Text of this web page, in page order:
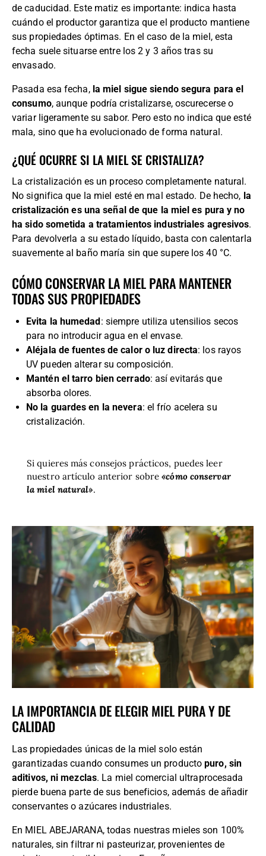
de caducidad. Este matiz es importante: indica hasta
cuándo el productor garantiza que el producto mantiene
sus propiedades óptimas. En el caso de la miel, esta
fecha suele situarse entre los 2 y 3 años tras su
envasado.
Pasada esa fecha, la miel sigue siendo segura para el
consumo, aunque podría cristalizarse, oscurecerse o
variar ligeramente su sabor. Pero esto no indica que esté
mala, sino que ha evolucionado de forma natural.
¿QUÉ OCURRE SI LA MIEL SE CRISTALIZA?
La cristalización es un proceso completamente natural.
No significa que la miel esté en mal estado. De hecho, la
cristalización es una señal de que la miel es pura y no
ha sido sometida a tratamientos industriales agresivos.
Para devolverla a su estado líquido, basta con calentarla
suavemente al baño maría sin que supere los 40 °C.
CÓMO CONSERVAR LA MIEL PARA MANTENER
TODAS SUS PROPIEDADES
Evita la humedad: siempre utiliza utensilios secos
para no introducir agua en el envase.
Aléjala de fuentes de calor o luz directa: los rayos
UV pueden alterar su composición.
Mantén el tarro bien cerrado: así evitarás que
absorba olores.
No la guardes en la nevera: el frío acelera su
cristalización.
Si quieres más consejos prácticos, puedes leer
nuestro artículo anterior sobre «cómo conservar
la miel natural».
LA IMPORTANCIA DE ELEGIR MIEL PURA Y DE
CALIDAD
Las propiedades únicas de la miel solo están
garantizadas cuando consumes un productopuro, sin
aditivos, ni mezclas. La miel comercial ultraprocesada
pierde buena parte de sus beneficios, además de añadir
conservantes o azúcares industriales.
En MIEL ABEJARANA, todas nuestras mieles son 100%
naturales, sin filtrar ni pasteurizar, provenientes de